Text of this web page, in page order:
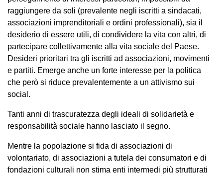
raggiungere da soli (prevalente negli iscritti a sindacati,
associazioni imprenditoriali e ordini professionali), sia il
desiderio di essere utili, di condividere la vita con altri, di
partecipare collettivamente alla vita sociale del Paese.
Desideri prioritari tra gli iscritti ad associazioni, movimenti
e partiti. Emerge anche un forte interesse per la politica
che però si riduce prevalentemente a un attivismo sui
social.
Tanti anni di trascuratezza degli ideali di solidarietà e
responsabilità sociale hanno lasciato il segno.
Mentre la popolazione si fida di associazioni di
volontariato, di associazioni a tutela dei consumatori e di
fondazioni culturali non stima enti intermedi più strutturati